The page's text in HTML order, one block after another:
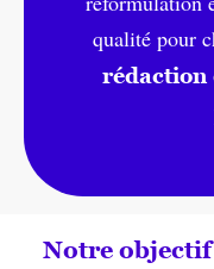
qualité pour
rédaction
Notre